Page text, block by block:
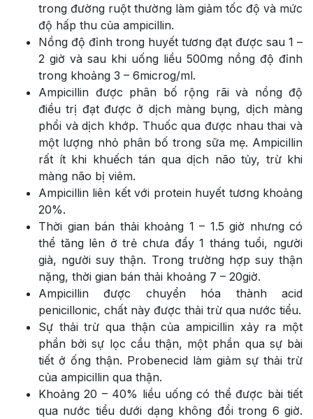
trong đường ruột thường làm giảm tốc độ và mức
độ hấp thu của ampicillin.
Nồng độ đỉnh trong huyết tương đạt được sau 1 –
2 giờ và sau khi uống liều 500mg nồng độ đỉnh
trong khoảng 3 – 6microg/ml.
Ampicillin được phân bố rộng rãi và nồng độ
điều trị đạt được ở dịch màng bụng, dịch màng
phổi và dịch khớp. Thuốc qua được nhau thai và
một lượng nhỏ phân bố trong sữa mẹ. Ampicillin
rất ít khi khuếch tán qua dịch não tủy, trừ khi
màng não bị viêm.
Ampicillin liên kết với protein huyết tương khoảng
20%.
Thời gian bán thải khoảng 1 – 1.5 giờ nhưng có
thể tăng lên ở trẻ chưa đẩy 1 tháng tuổi, người
già, người suy thận. Trong trường hợp suy thận
nặng, thời gian bán thải khoảng 7 – 20giờ.
Ampicillin được chuyển hóa thành acid
penicillonic, chất này được thải trừ qua nước tiểu.
Sự thải trừ qua thận của ampicillin xảy ra một
phần bởi sự lọc cầu thận, một phần qua sự bài
tiết ở ống thận. Probenecid làm giảm sự thải trừ
của ampicillin qua thận.
Khoảng 20 – 40% liều uống có thể được bài tiết
qua nước tiểu dưới dạng không đổi trong 6 giờ.